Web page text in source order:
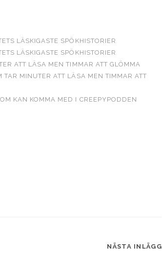
LÄSKIGASTE SPÖKHISTORIER
LÄSKIGASTE SPÖKHISTORIER
ATT LÄSA MEN TIMMAR ATT GLÖMMA
TAR MINUTER ATT LÄSA MEN TIMMAR ATT
KAN KOMMA MED I CREEPYPODDEN
NÄSTA INLÄGG